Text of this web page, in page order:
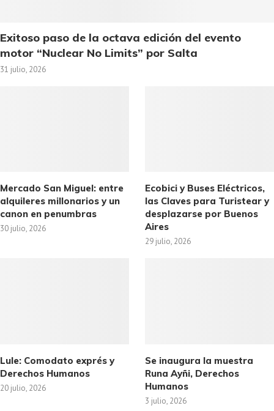
Exitoso paso de la octava edición del evento
motor “Nuclear No Limits” por Salta
31 julio, 2026
Mercado San Miguel: entre
alquileres millonarios y un
canon en penumbras
30 julio, 2026
Ecobici y Buses Eléctricos,
las Claves para Turistear y
desplazarse por Buenos
Aires
29 julio, 2026
Lule: Comodato exprés y
Derechos Humanos
20 julio, 2026
Se inaugura la muestra
Runa Ayñi, Derechos
Humanos
3 julio, 2026